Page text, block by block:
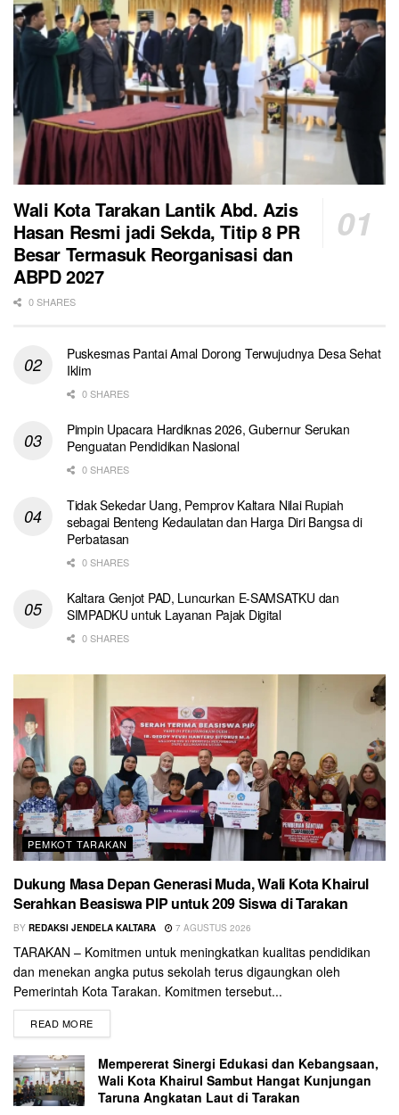
Wali Kota Tarakan Lantik Abd. Azis
Hasan Resmi jadi Sekda, Titip 8 PR
Besar Termasuk Reorganisasi dan
ABPD 2027
0 SHARES
Puskesmas Pantai Amal Dorong Terwujudnya Desa Sehat
Iklim
0 SHARES
Pimpin Upacara Hardiknas 2026, Gubernur Serukan
Penguatan Pendidikan Nasional
0 SHARES
Tidak Sekedar Uang, Pemprov Kaltara Nilai Rupiah
sebagai Benteng Kedaulatan dan Harga Diri Bangsa di
Perbatasan
0 SHARES
Kaltara Genjot PAD, Luncurkan E-SAMSATKU dan
SIMPADKU untuk Layanan Pajak Digital
0 SHARES
PEMKOT TARAKAN
Dukung Masa Depan Generasi Muda, Wali Kota Khairul
Serahkan Beasiswa PIP untuk 209 Siswa di Tarakan
BY REDAKSI JENDELA KALTARA 7 AGUSTUS 2026
TARAKAN – Komitmen untuk meningkatkan kualitas pendidikan
dan menekan angka putus sekolah terus digaungkan oleh
Pemerintah Kota Tarakan. Komitmen tersebut...
READ MORE
Mempererat Sinergi Edukasi dan Kebangsaan,
Wali Kota Khairul Sambut Hangat Kunjungan
Taruna Angkatan Laut di Tarakan